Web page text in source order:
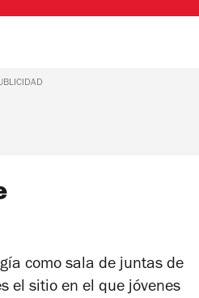
como sala de juntas de
el sitio en el que jóvenes